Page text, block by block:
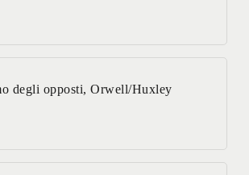
degli opposti, Orwell/Huxley